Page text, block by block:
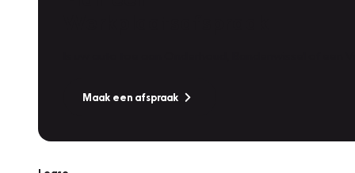
Maak een afspraak